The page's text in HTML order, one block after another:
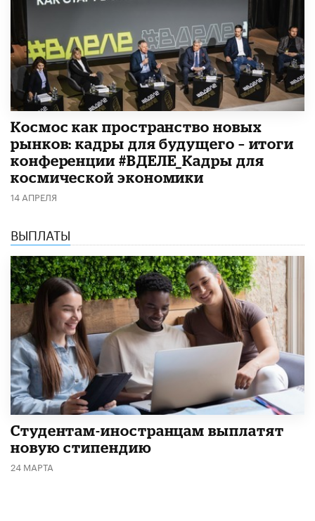
Космос как пространство новых
рынков: кадры для будущего – итоги
конференции #ВДЕЛЕ_Кадры для
космической экономики
14 АПРЕЛЯ
ВЫПЛАТЫ
Студентам-иностранцам выплатят
новую стипендию
24 МАРТА